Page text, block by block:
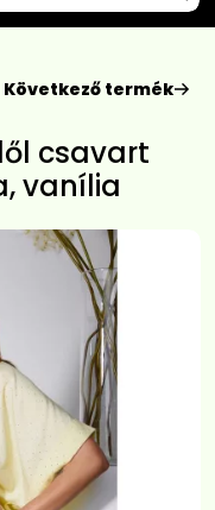
Következő termék
csavart
vanília